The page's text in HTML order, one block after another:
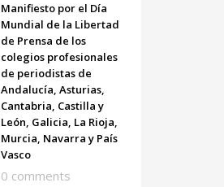
Manifiesto por el Día
Mundial de la Libertad
de Prensa de los
colegios profesionales
de periodistas de
Andalucía, Asturias,
Cantabria, Castilla y
León, Galicia, La Rioja,
Murcia, Navarra y País
Vasco
0 comments